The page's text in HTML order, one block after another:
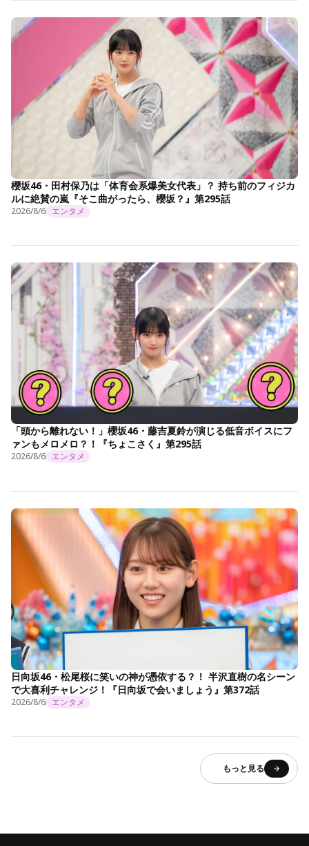
櫻坂46・田村保乃は「体育会系爆美女代表」？ 持ち前のフィジカ
ルに絶賛の嵐『そこ曲がったら、櫻坂？』第295話
2026/8/6 エンタメ
「頭から離れない！」櫻坂46・藤吉夏鈴が演じる低音ボイスにフ
ァンもメロメロ？！『ちょこさく』第295話
2026/8/6 エンタメ
日向坂46・松尾桜に笑いの神が憑依する？！ 半沢直樹の名シーン
で大喜利チャレンジ！『日向坂で会いましょう』第372話
2026/8/6 エンタメ
もっと見る